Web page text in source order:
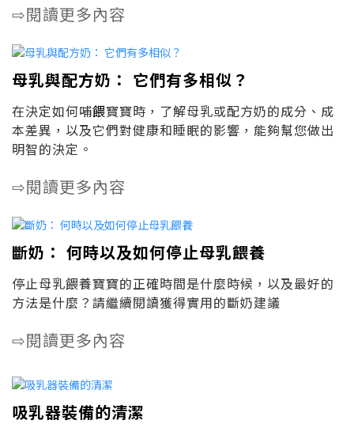
⇨閱讀更多內容
母乳與配方奶： 它們有多相似？
在決定如何哺餵寶寶時，了解母乳或配方奶的成分、成
本差異，以及它們對健康和睡眠的影響，能夠幫您做出
明智的決定。
⇨閱讀更多內容
斷奶： 何時以及如何停止母乳餵養
停止母乳餵養寶寶的正確時間是什麼時候，以及最好的
方法是什麼？請繼續閱讀獲得實用的斷奶建議
⇨閱讀更多內容
吸乳器裝備的清潔